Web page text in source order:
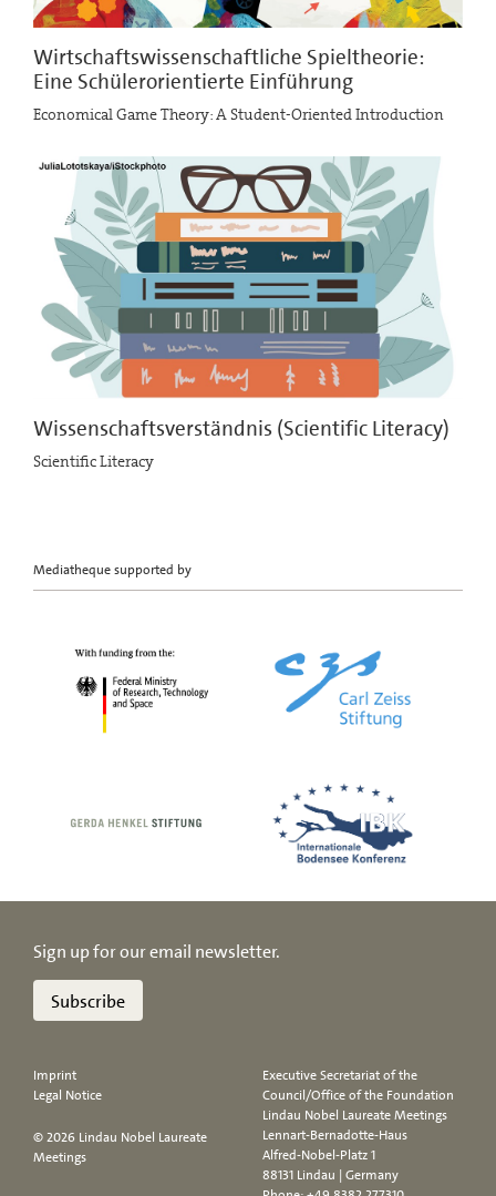
Wirtschaftswissenschaftliche Spieltheorie:
Eine Schülerorientierte Einführung
Economical Game Theory: A Student-Oriented Introduction
Wissenschaftsverständnis (Scientific Literacy)
Scientific Literacy
Mediatheque supported by
Sign up for our email newsletter.
Subscribe
Imprint
Legal Notice
© 2026 Lindau Nobel Laureate
Meetings
Executive Secretariat of the
Council/Office of the Foundation
Lindau Nobel Laureate Meetings
Lennart-Bernadotte-Haus
Alfred-Nobel-Platz 1
88131 Lindau | Germany